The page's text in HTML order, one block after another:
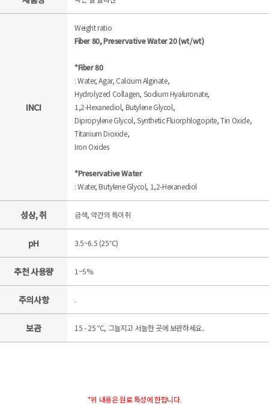
INCI
Weight ratio
Fiber 80, Preservative Water 20 (wt/wt)
*Fiber 80
: Water, Agar, Calcium Alginate,
Hydrolyzed Collagen, Sodium Hyaluronate,
1,2-Hexanediol, Butylene Glycol,
Dipropylene Glycol, Synthetic Fluorphlogopite, Tin Oxide,
Titanium Dioxide,
Iron Oxides
*Preservative Water
: Water, Butylene Glycol, 1,2-Hexanediol
성상, 취 금색, 약간의 특이취
pH 3.5~6.5 (25℃)
추천 사용량 1~5%
주의사항 .
보관 15 - 25 ℃, 그늘지고 서늘한 곳에 보관하세요..
*위 내용은 원료 특성에 한합니다.